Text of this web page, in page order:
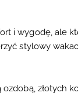
i wygodę, ale
stylowy
ozdobą, złotych